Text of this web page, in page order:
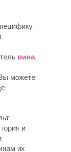
вина,
Вы можете
и
их